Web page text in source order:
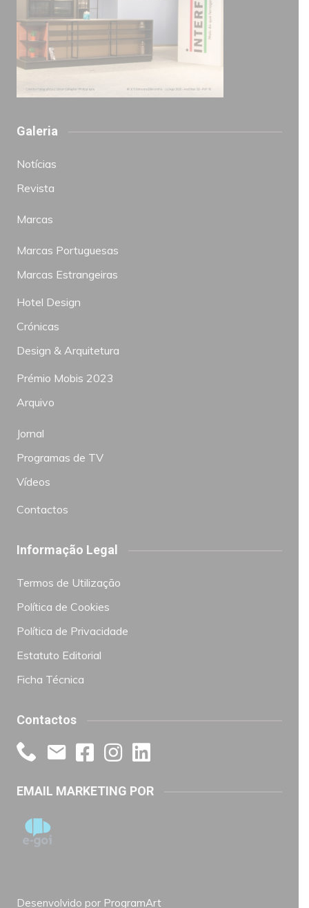
Galeria
Notícias
Revista
Marcas
Marcas Portuguesas
Marcas Estrangeiras
Hotel Design
Crónicas
Design & Arquitetura
Prémio Mobis 2023
Arquivo
Jornal
Programas de TV
Vídeos
Contactos
Informação Legal
Termos de Utilização
Política de Cookies
Política de Privacidade
Estatuto Editorial
Ficha Técnica
Contactos
EMAIL MARKETING POR
Desenvolvido por ProgramArt